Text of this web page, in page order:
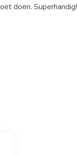
doen. Superhandig!